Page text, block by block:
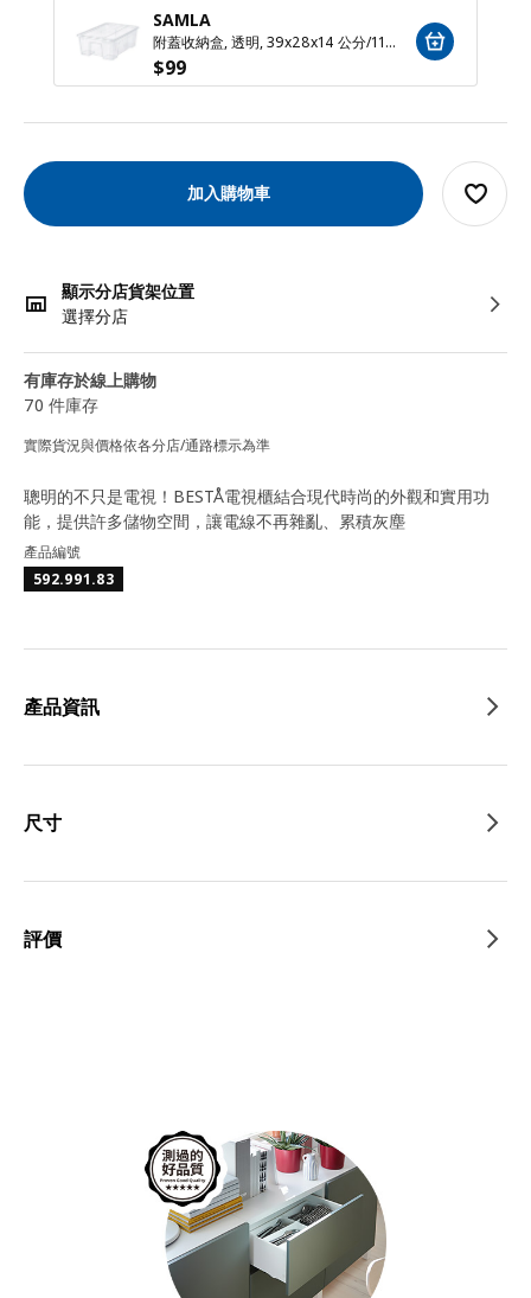
SAMLA
附蓋收納盒, 透明, 39x28x14 公分/11 公升
$99
加入購物車
顯示分店貨架位置
選擇分店
有庫存於線上購物
70 件庫存
實際貨況與價格依各分店/通路標示為準
聰明的不只是電視！BESTÅ電視櫃結合現代時尚的外觀和實用功
能，提供許多儲物空間，讓電線不再雜亂、累積灰塵
產品編號
592.991.83
產品資訊
尺寸
評價